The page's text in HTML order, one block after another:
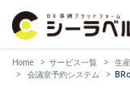
Home サービス一覧 生
会議室予約システム